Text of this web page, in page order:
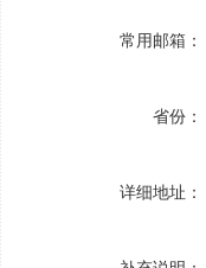
常用邮箱：
省份：
详细地址：